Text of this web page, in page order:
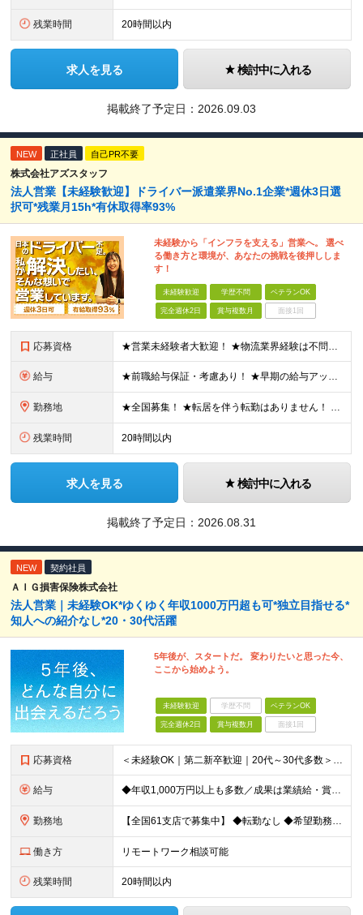
残業時間 20時間以内
求人を見る 検討中に入れる
掲載終了予定日： 2026.09.03
NEW 正社員 自己PR不要
株式会社アズスタッフ
法人営業【未経験歓迎】ドライバー派遣業界No.1企業*週休3日選
択可*残業月15h*有休取得率93%
未経験から「インフラを支える」営業へ。 選べ
る働き方と環境が、あなたの挑戦を後押ししま
す！
未経験歓迎 学歴不問 ベテランOK
完全週休2日 賞与複数月 面接1回
応募資格 ★営業未経験者大歓迎！ ★物流業界経験は不問！ ★学歴不問！ ★第二新卒歓迎！ ★ブランクOK！ ＼こんな方にピッタリです！／ ・「圧倒的No.1」を目指す環境で、熱く働きたい方 ・仕事も遊びも、メ
給与 ★前職給与保証・考慮あり！ ★早期の給与アップが可能です 月給24万9113円以上＋賞与年2回＋各種手当 ※経験やスキルを考慮し決定します。 ※試用期間6カ月（その間の給与・待遇に差異はありません
勤務地 ★全国募集！ ★転居を伴う転勤はありません！ ★U・Iターン歓迎！ ＼本社／ 東京都新宿区西新宿1-20-3 西新宿髙木ビル2階 ＼希望の拠点・営業所に配属します！／ 【北海道・東北エリア】 北海
残業時間 20時間以内
求人を見る 検討中に入れる
掲載終了予定日： 2026.08.31
NEW 契約社員
ＡＩＧ損害保険株式会社
法人営業｜未経験OK*ゆくゆく年収1000万円超も可*独立目指せる*
知人への紹介なし*20・30代活躍
5年後が、スタートだ。 変わりたいと思った今、
ここから始めよう。
未経験歓迎 学歴不問 ベテランOK
完全週休2日 賞与複数月 面接1回
応募資格 ＜未経験OK｜第二新卒歓迎｜20代～30代多数＞ ◆業界未経験・営業未経験がほとんどです！ ◆高卒以上 ━━━━━━━━ 育成前提の採用です！ ━━━━━━━━ 「稼ぎたい」「経営者になりたい」など
給与 ◆年収1,000万円以上も多数／成果は業績給・賞与に反映 ◆年収例1,233円／30代・4年目 月給24万4,094円～33万5,000円＋業績給＋賞与年2回（業績による） ※給与は配属エリアによ
勤務地 【全国61支店で募集中】 ◆転勤なし ◆希望勤務地を選べる ◆U・Iターンも歓迎です ----- 契約期間中は転勤がありません。 お住まいの地域でキャリアを築くことができます！ ----- ■北海道／
働き方 リモートワーク相談可能
残業時間 20時間以内